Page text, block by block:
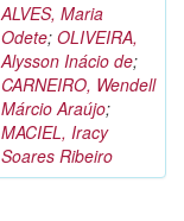
ALVES, Maria
Odete; OLIVEIRA,
Alysson Inácio de;
CARNEIRO, Wendell
Márcio Araújo;
MACIEL, Iracy
Soares Ribeiro